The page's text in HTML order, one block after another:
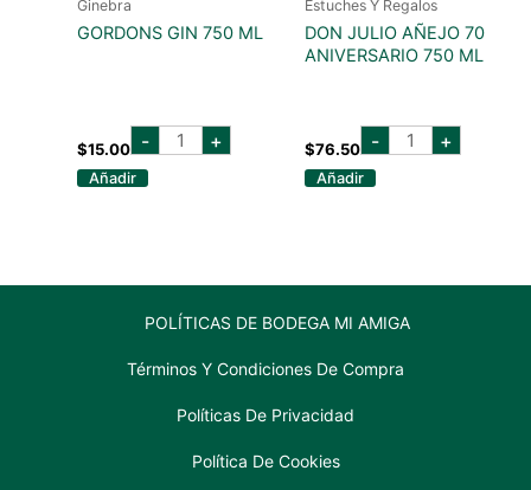
Ginebra
GORDONS GIN 750 ML
$15.00 - GORDONS
GIN +
Añadir
Estuches Y Regalos
DON JULIO AÑEJO 70
ANIVERSARIO 750 ML
$76.50 - don
julio +
Añadir
POLÍTICAS DE BODEGA MI AMIGA
Términos Y Condiciones De Compra
Políticas De Privacidad
Política De Cookies